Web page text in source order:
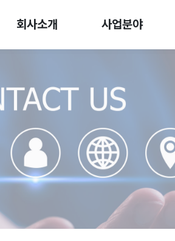
회사소개 사업분야